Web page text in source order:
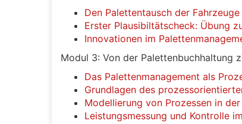
Den Palettentausch der
Erster Plausibiltätscheck: Übung
Innovationen im
Modul 3: Von der Palettenbuchhaltung
Das Palettenmanagement als
Grundlagen des
Modellierung von Prozessen in
Leistungsmessung und Kontrolle